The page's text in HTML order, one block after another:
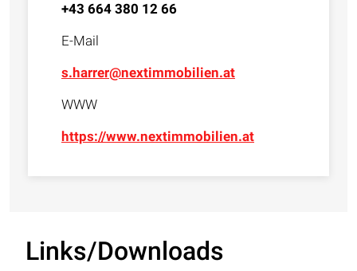
+43 664 380 12 66
E-Mail
s.harrer@nextimmobilien.at
WWW
https://www.nextimmobilien.at
Links/Downloads